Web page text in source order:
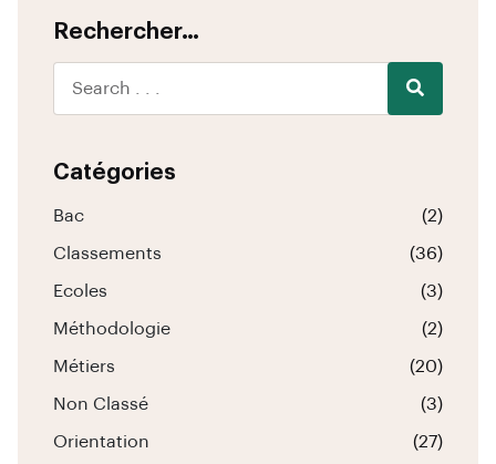
Rechercher…
Catégories
Bac (2)
Classements (36)
Ecoles (3)
Méthodologie (2)
Métiers (20)
Non Classé (3)
Orientation (27)